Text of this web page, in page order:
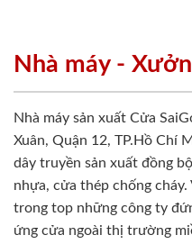
Nhà máy -
Nhà máy sản xuất Cửa
Xuân, Quận 12, TP.Hồ Chí
dây truyền sản xuất đồng
nhựa, cửa thép chống
trong top những công ty
ứng cửa ngoài thị trường